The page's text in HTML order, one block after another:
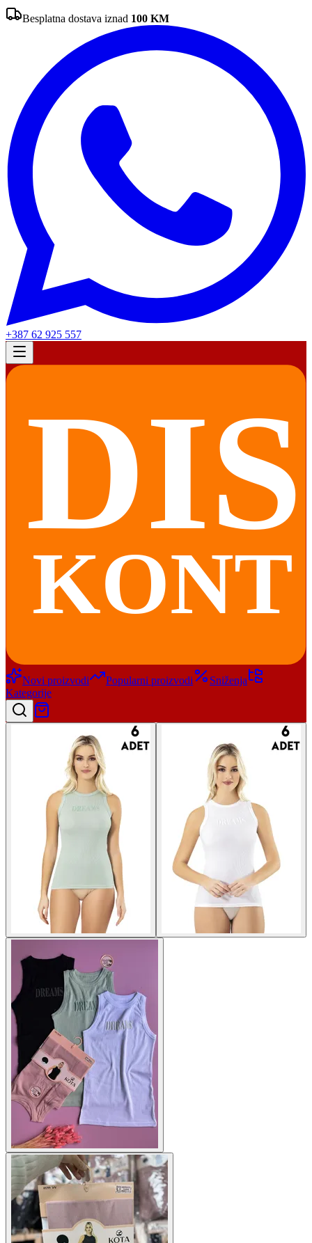
Besplatna dostava iznad 100 KM
+387 62 925 557
Novi proizvodi Popularni proizvodi
Sniženja
Kategorije